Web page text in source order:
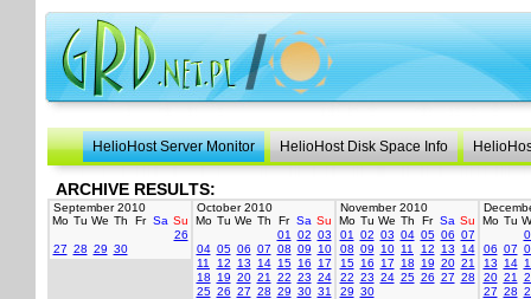
HelioHost Server Monitor HelioHost Disk Space Info
ARCHIVE RESULTS:
September 2010
Mo Tu We Th Fr Sa Su
26
27 28 29 30
October 2010
Mo Tu We Th Fr Sa Su
01
02 03
04 05 06 07 08 09
10
11
12 13 14 15 16
17
18
19 20 21 22 23 24
25 26 27 28 29 30 31
November 2010
Mo Tu We Th Fr Sa Su
01
02 03 04 05 06 07
08 09 10 11 12 13
14
15 16 17 18 19 20 21
22 23 24 25 26 27 28
29 30
Mo Tu
06 07
13
14
20 21
27 28